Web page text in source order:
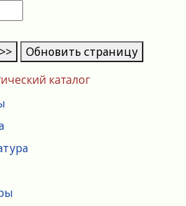
каталог
Сбросить фильтр >> Обновить страницу